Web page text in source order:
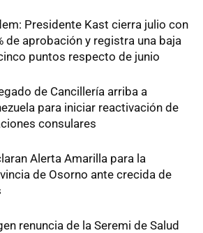
Presidente Kast cierra julio con
de aprobación y registra una baja
puntos respecto de junio
de Cancillería arriba a
para iniciar reactivación de
consulares
Alerta Amarilla para la
de Osorno ante crecida de
renuncia de la Seremi de Salud